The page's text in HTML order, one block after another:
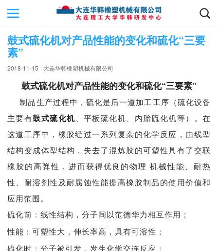
鼓式硫化机对产品性能的变化和硫化“三要
素”
2018-11-15 大连华韩橡塑机械有限公司
鼓式硫化机对产品性能的变化和硫化“三要素”
制品生产过程中，硫化是后一道加工工序（硫化设备
主要有鼓式硫化机 平板硫化机 内胎硫化机等）。在
这道工序中，橡胶经过一系列复杂的化学反应，由线型
结构变成体型结构，失去了混炼胶的可塑性具有了交联
橡胶的高弹性，进而获得优良的物理 机械性能、耐热
性、耐溶剂性及耐腐蚀性能提高橡胶制品的使用价值和
应用范围。
硫化前：线性结构，分子间以范德华力相互作用；
性能：可塑性大，伸长率高，具有可溶性；
硫化时：分子被引发，发生化学交连反应；